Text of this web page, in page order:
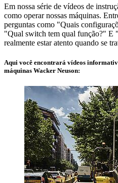
Em nossa série de vídeos de
como operar nossas máquinas.
perguntas como "Quais
"Qual switch tem qual função?" E
realmente estar atento quando se
Aqui você encontrará vídeos
máquinas Wacker Neuson: